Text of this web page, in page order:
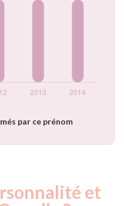
par ce prénom
et